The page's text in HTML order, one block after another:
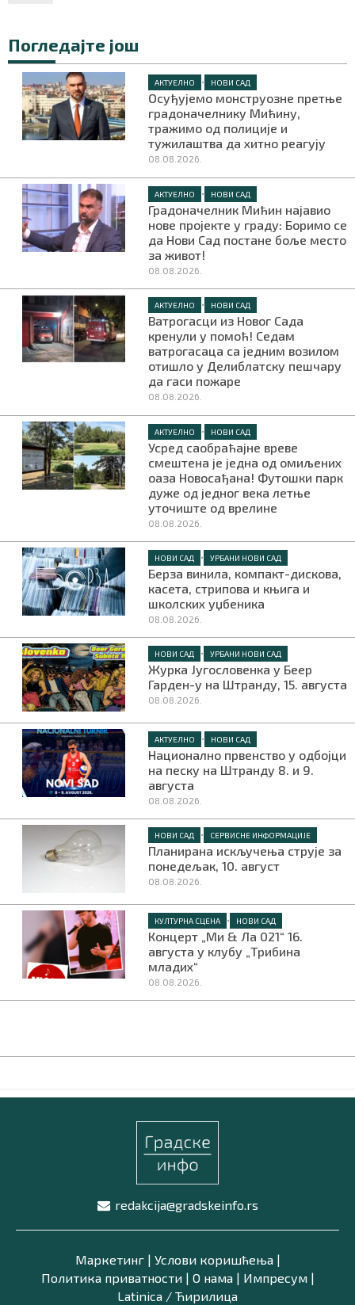
Погледајте још
АКТУЕЛНО • НОВИ САД
Осуђујемо монструозне претње
градоначелнику Мићину,
тражимо од полиције и
тужилаштва да хитно реагују
08.08.2026.
АКТУЕЛНО • НОВИ САД
Градоначелник Мићин најавио
нове пројекте у граду: Боримо се
да Нови Сад постане боље место
за живот!
08.08.2026.
АКТУЕЛНО • НОВИ САД
Ватрогасци из Новог Сада
кренули у помоћ! Седам
ватрогасаца са једним возилом
отишло у Делиблатску пешчару
да гаси пожаре
08.08.2026.
АКТУЕЛНО • НОВИ САД
Усред саобраћајне вреве
смештена је једна од омиљених
оаза Новосађана! Футошки парк
дуже од једног века летње
уточиште од врелине
08.08.2026.
НОВИ САД • УРБАНИ НОВИ САД
Берза винила, компакт-дискова,
касета, стрипова и књига и
школских уџбеника
08.08.2026.
НОВИ САД • УРБАНИ НОВИ САД
Журка Југословенка у Беер
Гарден-у на Штранду, 15. августа
08.08.2026.
АКТУЕЛНО • НОВИ САД
Национално првенство у одбојци
на песку на Штранду 8. и 9.
августа
08.08.2026.
НОВИ САД • СЕРВИСНЕ ИНФОРМАЦИЈЕ
Планирана искључења струје за
понедељак, 10. август
08.08.2026.
КУЛТУРНА СЦЕНА • НОВИ САД
Концерт „Ми & Ла 021“ 16.
августа у клубу „Трибина
младих“
08.08.2026.
redakcija@gradskeinfo.rs
Маркетинг| Услови коришћења|
Политика приватности| О нама| Импресум|
Latinica / Ћирилица